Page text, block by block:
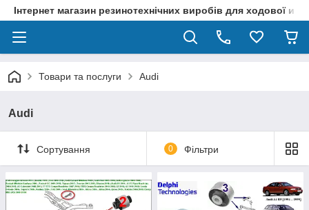
Інтернет магазин резинотехнічних виробів для ходової и
Товари та послуги Audi
Audi
Сортування 0 Фільтри